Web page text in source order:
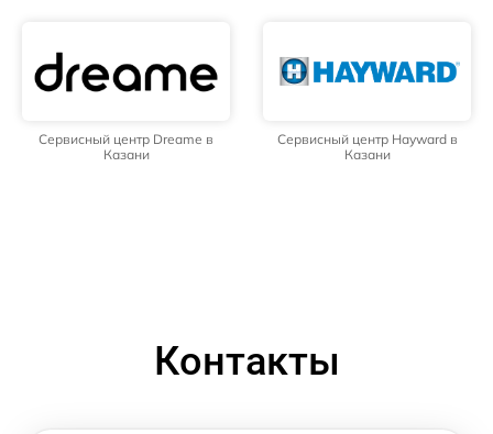
Сервисный центр Dreame в
Казани
Сервисный центр Hayward в
Казани
Контакты